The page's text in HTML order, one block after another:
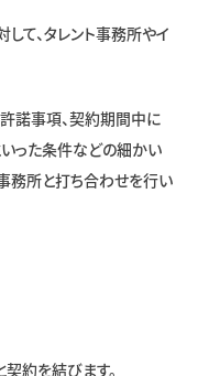
て、タレント事務所やイ
諾事項、契約期間中に
った条件などの細かい
務所と打ち合わせを行い
約を結びます。